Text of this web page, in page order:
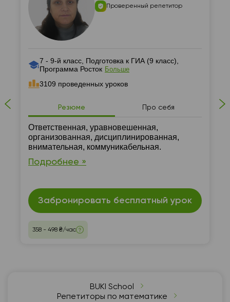
Проверенный репетитор
7 - 9-й класс, Подготовка к ГИА (9 класс),
Программа Росток Больше
3109 проведенных уроков
Резюме Про себя
Ответственная, уравновешенная,
организованная, дисциплинированная,
внимательная, коммуникабельная.
Подробнее »
Забронировать бесплатный урок
358 - 498 ₴/час
BUKI School
Репетиторы по математике